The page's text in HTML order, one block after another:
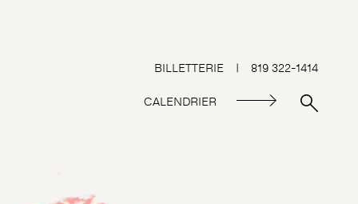
BILLETTERIE | 819 322-1414
CALENDRIER